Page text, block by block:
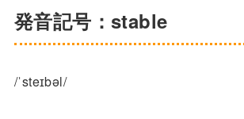
発音記号：stable
/ˈsteɪbəl/